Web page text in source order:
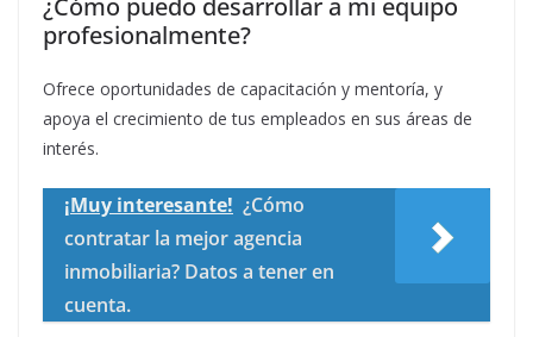
¿Cómo puedo desarrollar a mi equipo
profesionalmente?
Ofrece oportunidades de capacitación y mentoría, y
apoya el crecimiento de tus empleados en sus áreas de
interés.
¡Muy interesante! ¿Cómo
contratar la mejor agencia
inmobiliaria? Datos a tener en
cuenta.